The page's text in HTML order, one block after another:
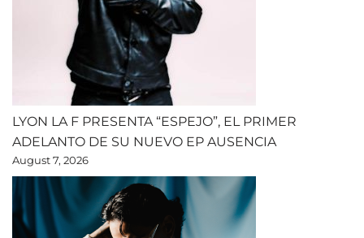
LYON LA F PRESENTA “ESPEJO”, EL PRIMER
ADELANTO DE SU NUEVO EP AUSENCIA
August 7, 2026